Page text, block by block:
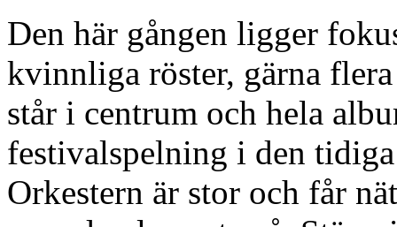
Den här gången ligger
kvinnliga röster, gärna
står i centrum och hela
festivalspelning i den
Orkestern är stor och får